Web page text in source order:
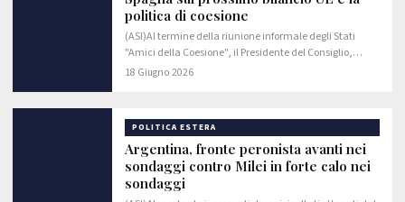
politica di coesione
(ASI)Al termine della riunione informale degli Stati
"Amici della Coesione", il Presidente del Consiglio,
Giorgia Meloni, ha avuto nella sede della Delegazione
18 Giugno 2026
POLITICA ESTERA
Argentina, fronte peronista avanti nei
sondaggi contro Milei in forte calo nei
sondaggi